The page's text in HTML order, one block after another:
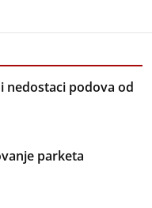
nedostaci podova od
parketa